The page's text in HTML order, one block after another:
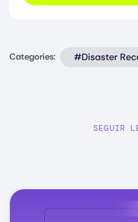
Categories: #Disaster
SEGUIR